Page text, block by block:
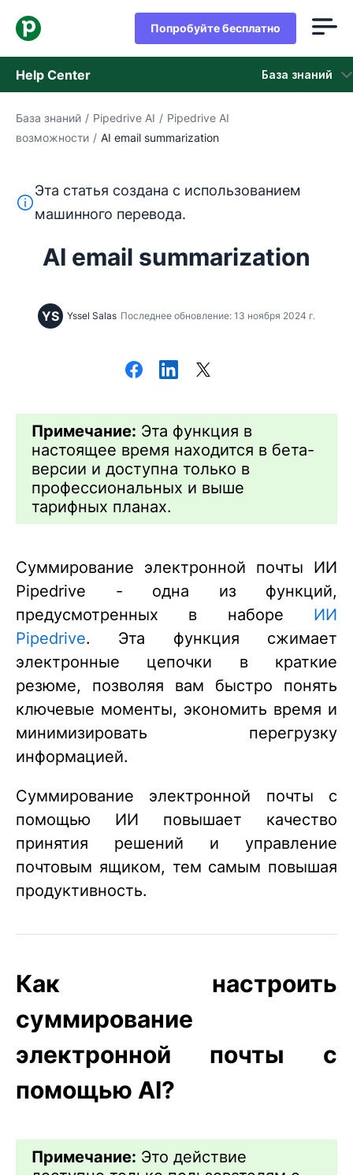
Попробуйте бесплатно
Help Center База знаний
База знаний
обращайтесь в службу поддержки
База знаний / Pipedrive AI / Pipedrive AI
возможности / AI email summarization
Этот текст переведен с английского языка с
Эта статья создана с использованием
машинного перевода.
AI email summarization
YS Yssel Salas Последнее обновление: 13 ноября 2024 г.
Примечание: Эта функция в
настоящее время находится в бета-
версии и доступна только в
профессиональных и выше
тарифных планах.
Суммирование электронной почты ИИ
Pipedrive - одна из функций,
предусмотренных в наборе ИИ
Pipedrive. Эта функция сжимает
электронные цепочки в краткие
резюме, позволяя вам быстро понять
ключевые моменты, экономить время и
минимизировать перегрузку
информацией.
Суммирование электронной почты с
помощью ИИ повышает качество
принятия решений и управление
почтовым ящиком, тем самым повышая
продуктивность.
Как настроить
суммирование
электронной почты с
помощью AI?
Примечание: Это действие